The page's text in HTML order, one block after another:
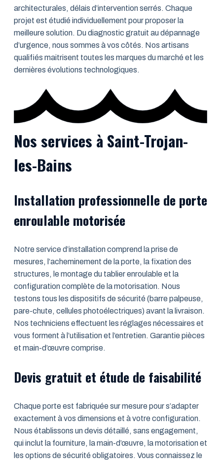
architecturales, délais d’intervention serrés. Chaque
projet est étudié individuellement pour proposer la
meilleure solution. Du diagnostic gratuit au dépannage
d’urgence, nous sommes à vos côtés. Nos artisans
qualifiés maitrisent toutes les marques du marché et les
dernières évolutions technologiques.
Nos services à Saint-Trojan-
les-Bains
Installation professionnelle de porte
enroulable motorisée
Notre service d’installation comprend la prise de
mesures, l’acheminement de la porte, la fixation des
structures, le montage du tablier enroulable et la
configuration complète de la motorisation. Nous
testons tous les dispositifs de sécurité (barre palpeuse,
pare-chute, cellules photoélectriques) avant la livraison.
Nos techniciens effectuent les réglages nécessaires et
vous forment à l’utilisation et l’entretien. Garantie pièces
et main-d’œuvre comprise.
Devis gratuit et étude de faisabilité
Chaque porte est fabriquée sur mesure pour s’adapter
exactement à vos dimensions et à votre configuration.
Nous établissons un devis détaillé, sans engagement,
qui inclut la fourniture, la main-d’œuvre, la motorisation et
les options de sécurité obligatoires. Vous connaissez le